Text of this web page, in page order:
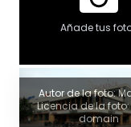
Añade tus
Autor de la foto:
Licencia de la foto:
domain